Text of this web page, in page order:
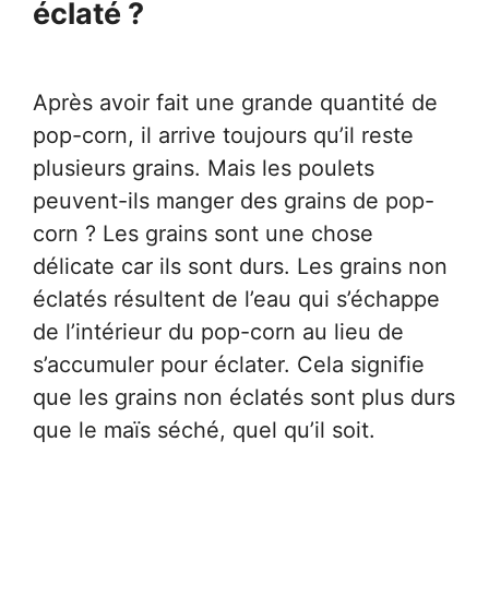
éclaté ?
Après avoir fait une grande quantité de
pop-corn, il arrive toujours qu’il reste
plusieurs grains. Mais les poulets
peuvent-ils manger des grains de pop-
corn ? Les grains sont une chose
délicate car ils sont durs. Les grains non
éclatés résultent de l’eau qui s’échappe
de l’intérieur du pop-corn au lieu de
s’accumuler pour éclater. Cela signifie
que les grains non éclatés sont plus durs
que le maïs séché, quel qu’il soit.